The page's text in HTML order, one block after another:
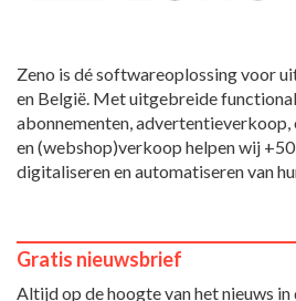
Zeno is dé softwareoplossing voor
en België. Met uitgebreide
abonnementen, advertentieverkoop,
en (webshop)verkoop helpen wij
digitaliseren en automatiseren van
Gratis nieuwsbrief
Altijd op de hoogte van het nieuws